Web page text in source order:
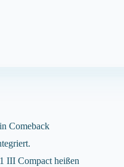
Comeback
III Compact heißen